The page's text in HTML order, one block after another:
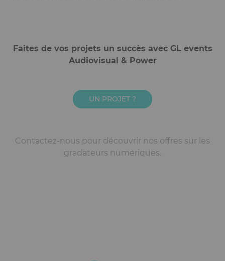
Faites de vos projets un succès avec GL events
Audiovisual & Power
UN PROJET ?
Contactez-nous pour découvrir nos offres sur les
gradateurs numériques.